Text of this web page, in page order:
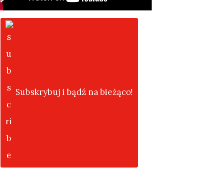
Subskrybuj i bądź na bieżąco!